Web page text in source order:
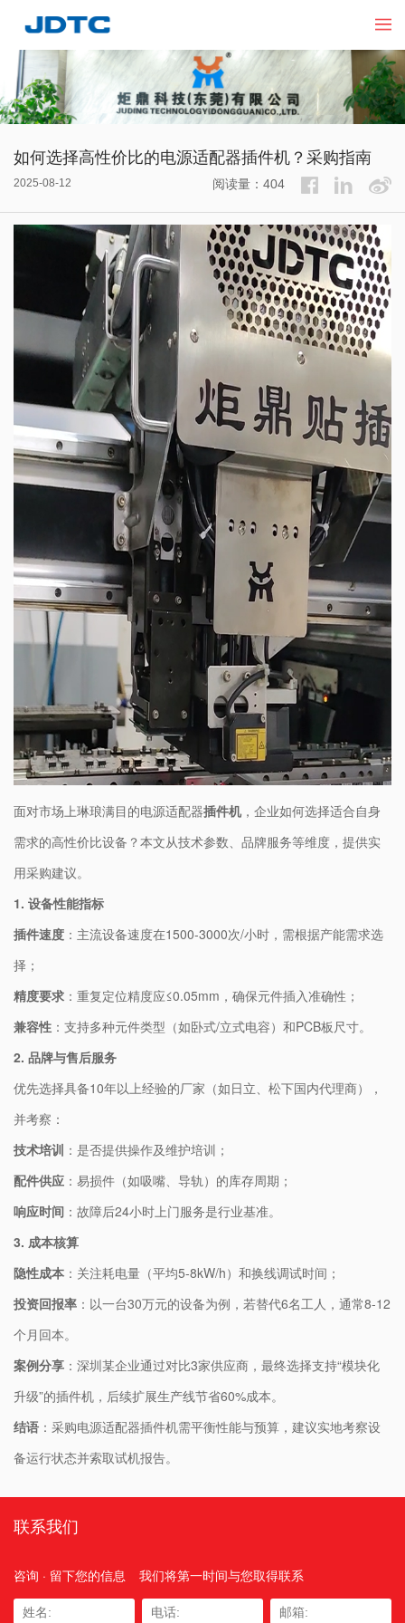
如何选择高性价比的电源适配器插件机？采购指南​
2025-08-12 阅读量：404
面对市场上琳琅满目的电源适配器插件机，企业如何选择适合自身
需求的高性价比设备？本文从技术参数、品牌服务等维度，提供实
用采购建议。
1. ​ ​设备性能指标​
​插件速度​ ​：主流设备速度在1500-3000次/小时，需根据产能需求选
择；
​精度要求​ ​：重复定位精度应≤0.05mm，确保元件插入准确性；
​兼容性​ ​：支持多种元件类型（如卧式/立式电容）和PCB板尺寸。
2. ​ ​品牌与售后服务​
优先选择具备10年以上经验的厂家（如日立、松下国内代理商），
并考察：
​技术培训​ ​：是否提供操作及维护培训；
​配件供应​ ​：易损件（如吸嘴、导轨）的库存周期；
​响应时间​ ​：故障后24小时上门服务是行业基准。
3. ​ ​成本核算​
​隐性成本​ ​：关注耗电量（平均5-8kW/h）和换线调试时间；
​投资回报率​ ​：以一台30万元的设备为例，若替代6名工人，通常8-12
个月回本。
​案例分享​ ​：深圳某企业通过对比3家供应商，最终选择支持“模块化
升级”的插件机，后续扩展生产线节省60%成本。
​结语​ ​：采购电源适配器插件机需平衡性能与预算，建议实地考察设
备运行状态并索取试机报告。
联系我们
咨询 · 留下您的信息 我们将第一时间与您取得联系